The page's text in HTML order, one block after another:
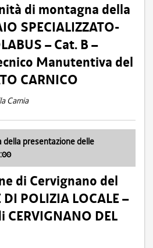
di montagna della
SPECIALIZZATO-
– Cat. B –
Manutentiva del
CARNICO
Carnia
della presentazione delle
di Cervignano del
POLIZIA LOCALE –
DEL